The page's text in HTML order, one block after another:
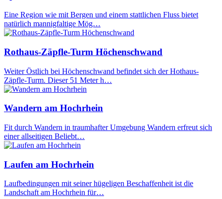
Eine Region wie mit Bergen und einem stattlichen Fluss bietet
natürlich mannigfaltige Mög…
Rothaus-Zäpfle-Turm Höchenschwand
Weiter Östlich bei Höchenschwand befindet sich der Hothaus-
Zäpfle-Turm. Dieser 51 Meter h…
Wandern am Hochrhein
Fit durch Wandern in traumhafter Umgebung Wandern erfreut sich
einer allseitigen Beliebt…
Laufen am Hochrhein
Laufbedingungen mit seiner hügeligen Beschaffenheit ist die
Landschaft am Hochrhein für…